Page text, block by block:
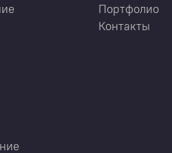
Портфолио
Контакты